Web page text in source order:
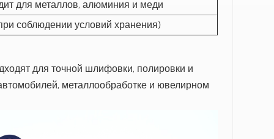
для металлов, алюминия и меди
соблюдении условий хранения)
для точной шлифовки, полировки и
металлообработке и ювелирном